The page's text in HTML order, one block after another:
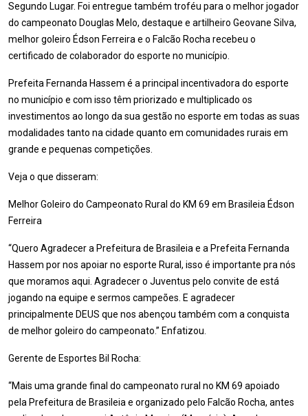
Segundo Lugar. Foi entregue também troféu para o melhor jogador
do campeonato Douglas Melo, destaque e artilheiro Geovane Silva,
melhor goleiro Édson Ferreira e o Falcão Rocha recebeu o
certificado de colaborador do esporte no município.
Prefeita Fernanda Hassem é a principal incentivadora do esporte
no município e com isso têm priorizado e multiplicado os
investimentos ao longo da sua gestão no esporte em todas as suas
modalidades tanto na cidade quanto em comunidades rurais em
grande e pequenas competições.
Veja o que disseram:
Melhor Goleiro do Campeonato Rural do KM 69 em Brasileia Édson
Ferreira
“Quero Agradecer a Prefeitura de Brasileia e a Prefeita Fernanda
Hassem por nos apoiar no esporte Rural, isso é importante pra nós
que moramos aqui. Agradecer o Juventus pelo convite de está
jogando na equipe e sermos campeões. E agradecer
principalmente DEUS que nos abençou também com a conquista
de melhor goleiro do campeonato.” Enfatizou.
Gerente de Esportes Bil Rocha:
“Mais uma grande final do campeonato rural no KM 69 apoiado
pela Prefeitura de Brasileia e organizado pelo Falcão Rocha, antes